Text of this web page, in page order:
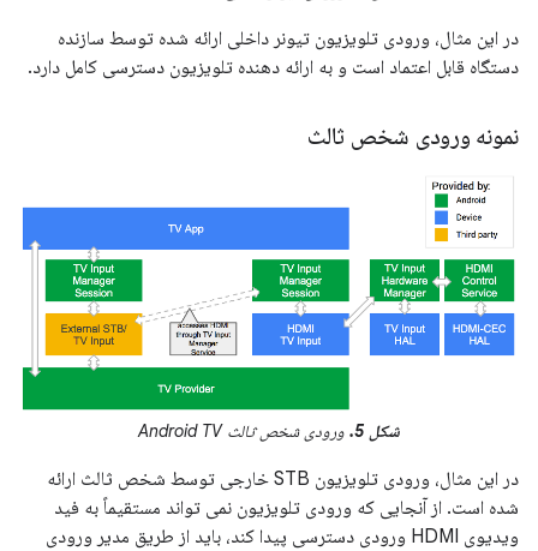
در این مثال، ورودی تلویزیون تیونر داخلی ارائه شده توسط سازنده
دستگاه قابل اعتماد است و به ارائه دهنده تلویزیون دسترسی کامل دارد.
نمونه ورودی شخص ثالث
شکل 5. ورودی شخص ثالث Android TV
در این مثال، ورودی تلویزیون STB خارجی توسط شخص ثالث ارائه
شده است. از آنجایی که ورودی تلویزیون نمی تواند مستقیماً به فید
ویدیوی HDMI ورودی دسترسی پیدا کند، باید از طریق مدیر ورودی